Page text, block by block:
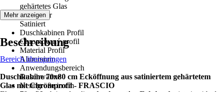
gehärtetes Glas
Glasdekor
Satiniert
Duschkabinen Profil
Chromovaný profil
Material Profil
Aluminium
Anwendungsbereich
Duschwanne
Nenngröße in cm
Mehr anzeigen
Beschreibung
Bereich überspringen
Duschkabine 70x80 cm Ecköffnung aus satiniertem gehärtetem
Glas mit Chromprofil - FRASCIO